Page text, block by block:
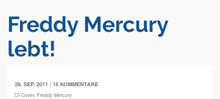
Freddy Mercury
lebt!
26. SEP. 2011 | 15 KOMMENTARE
Cover, Freddy Mercury